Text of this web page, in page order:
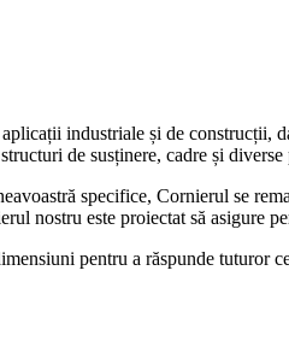
industriale și de construcții,
de susținere, cadre și diverse
specifice, Cornierul se
nostru este proiectat să asigure
pentru a răspunde tuturor